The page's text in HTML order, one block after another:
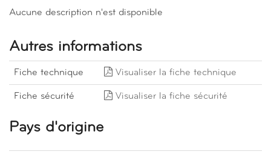
Aucune description n'est disponible
Autres informations
Fiche technique Visualiser la fiche technique
Fiche sécurité Visualiser la fiche sécurité
Pays d'origine